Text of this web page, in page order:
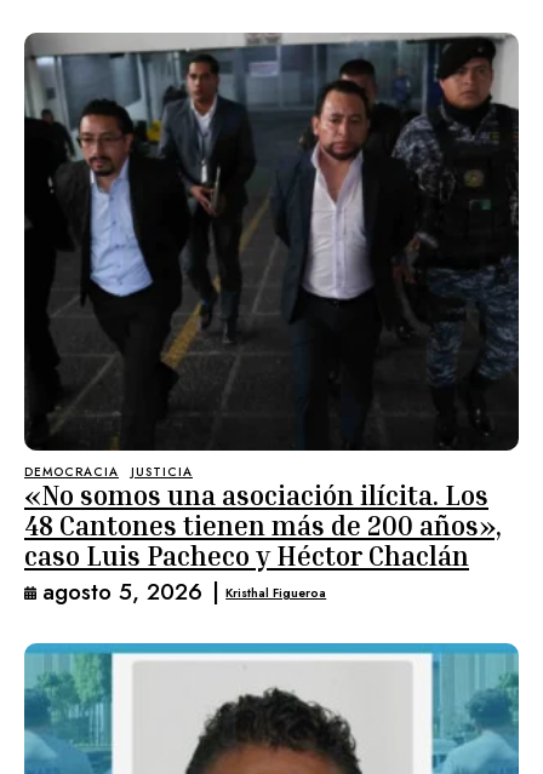
DEMOCRACIA JUSTICIA
«No somos una asociación ilícita. Los
48 Cantones tienen más de 200 años»,
caso Luis Pacheco y Héctor Chaclán
agosto 5, 2026 | Kristhal Figueroa